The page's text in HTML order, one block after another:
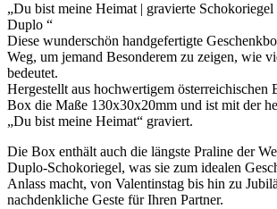
„Du bist meine Heimat | gravierte
Duplo “
Diese wunderschön handgefertigte
Weg, um jemand Besonderem zu zeigen, wie
bedeutet.
Hergestellt aus hochwertigem österreichischen
Box die Maße 130x30x20mm und ist mit der
„Du bist meine Heimat“ graviert.
Die Box enthält auch die längste Praline der
Duplo-Schokoriegel, was sie zum idealen
Anlass macht, von Valentinstag bis hin zu
nachdenkliche Geste für Ihren Partner.